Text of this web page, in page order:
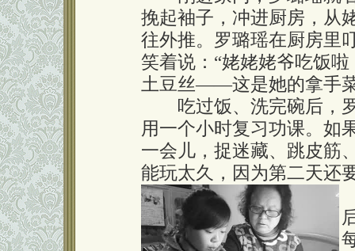
挽起袖子，冲进厨房，从
往外推。罗璐瑶在厨房里
笑着说：“姥姥姥爷吃饭
土豆丝——这是她的拿手
吃过饭、洗完碗后，罗
用一个小时复习功课。如
一会儿，捉迷藏、跳皮筋
能玩太久，因为第二天还